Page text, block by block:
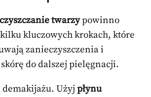
twarzypowinno
kluczowych krokach, które
zanieczyszczenia i
do dalszej pielęgnacji.
demakijażu. Użyjpłynu